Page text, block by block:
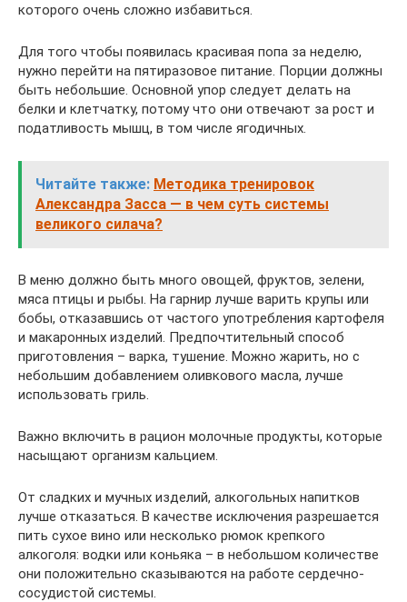
которого очень сложно избавиться.
Для того чтобы появилась красивая попа за неделю,
нужно перейти на пятиразовое питание. Порции должны
быть небольшие. Основной упор следует делать на
белки и клетчатку, потому что они отвечают за рост и
податливость мышц, в том числе ягодичных.
Читайте также: Методика тренировок
Александра Засса — в чем суть системы
великого силача?
В меню должно быть много овощей, фруктов, зелени,
мяса птицы и рыбы. На гарнир лучше варить крупы или
бобы, отказавшись от частого употребления картофеля
и макаронных изделий. Предпочтительный способ
приготовления – варка, тушение. Можно жарить, но с
небольшим добавлением оливкового масла, лучше
использовать гриль.
Важно включить в рацион молочные продукты, которые
насыщают организм кальцием.
От сладких и мучных изделий, алкогольных напитков
лучше отказаться. В качестве исключения разрешается
пить сухое вино или несколько рюмок крепкого
алкоголя: водки или коньяка – в небольшом количестве
они положительно сказываются на работе сердечно-
сосудистой системы.